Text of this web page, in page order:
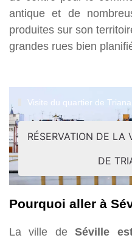
antique et de
produites sur son
grandes rues bien
Visite du quartier de Triana
RÉSERVATION DE LA
DE
Pourquoi aller à
La ville deSéville